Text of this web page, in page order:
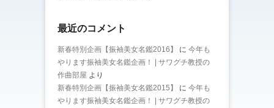
最近のコメント
新春特別企画【振袖美女名鑑2016】 に 今年も
やります振袖美女名鑑企画！ | サワグチ教授の
作曲部屋 より
新春特別企画【振袖美女名鑑2015】
に 今年も
やります振袖美女名鑑企画！ | サワグチ教授の